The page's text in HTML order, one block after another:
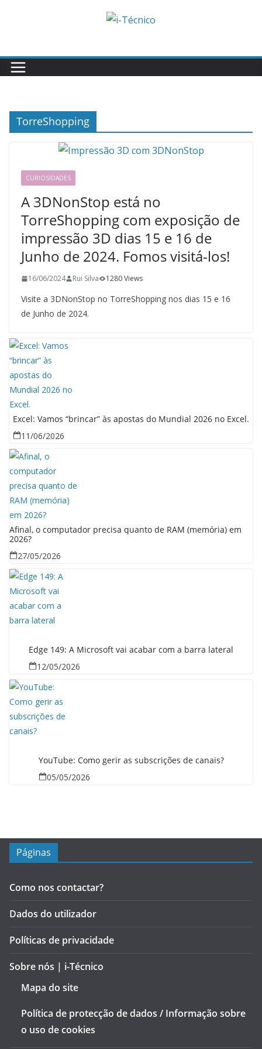
TorreShopping
CURIOSIDADES
A 3DNonStop está no
TorreShopping com exposição de
impressão 3D dias 15 e 16 de
Junho de 2024. Fomos visitá-los!
16/06/2024 Rui Silva 1280 Views
Visite a 3DNonStop no TorreShopping nos dias 15 e 16
de Junho de 2024.
Excel: Vamos “brincar” às apostas do Mundial 2026 no Excel.
11/06/2026
Afinal, o computador precisa quanto de RAM (memória) em
2026?
27/05/2026
Edge 149: A Microsoft vai acabar com a barra lateral
12/05/2026
YouTube: Como gerir as subscrições de canais?
05/05/2026
Páginas
Como nos contactar?
Dados do utilizador
Políticas de privacidade
Sobre nós | i-Técnico
Mapa do site
Política de protecção de dados / Informação sobre
o uso de cookies